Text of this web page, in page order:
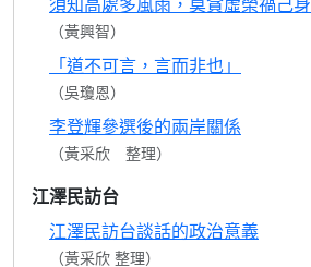
（黃興智）
「道不可言，言而非也」
（吳瓊恩）
李登輝參選後的兩岸關係
（黃采欣 整理）
江澤民訪台
江澤民訪台談話的政治意義
（黃采欣 整理）